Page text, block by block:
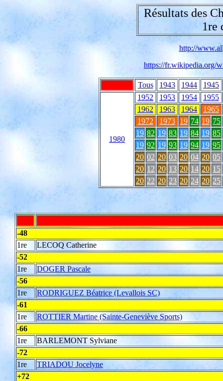
Résultats des
1re
http://
https://fr.wikipedia.org/
Tous 1943 1944 1945
1980
1952 1953 1954
1955
1962
1963 1964
1965
1972
1973 19 74 19 75
19 82 19 83 19 84 19 85
19 92 19 93 19 94 19 95
20 02 20 03 20 04 20 05
20 12 20 13 20 14 20 15
20 22 20 23 20 24 20 25
-48
1re
LECOQ Catherine
-52
1re
DOGER Pascale
-56
1re
RODRIGUEZ Béatrice (Levallois SC)
-61
1re
ROTTIER Martine (Sainte-Geneviève Sports)
-66
1re
BARLEMONT Sylviane
-72
1re
TRIADOU Jocelyne
+72